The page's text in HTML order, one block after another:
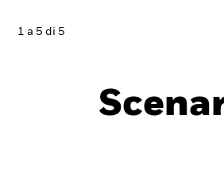
1 a 5 di 5